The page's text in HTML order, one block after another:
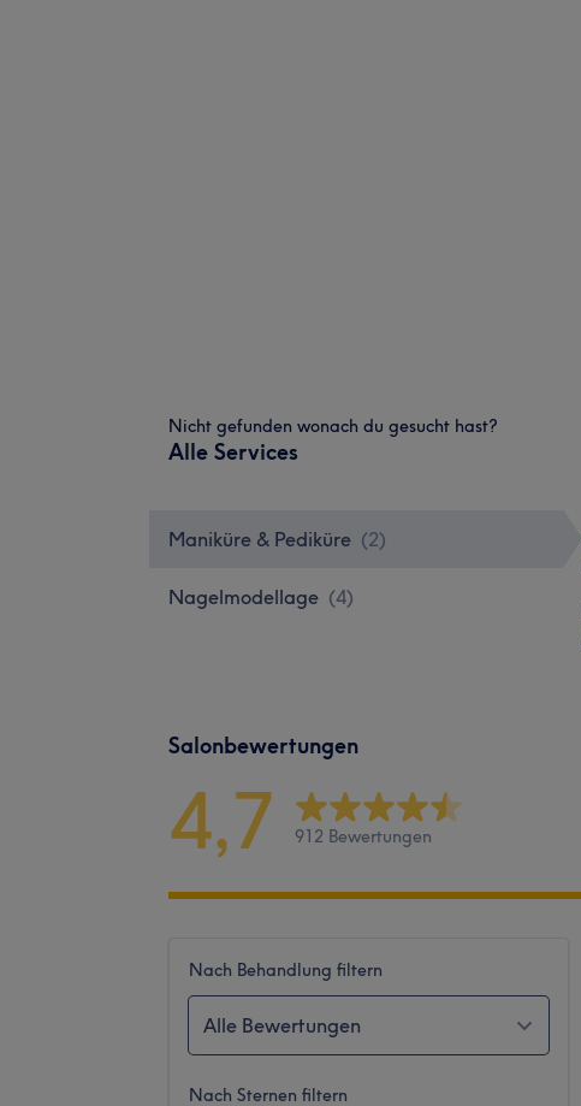
Nicht gefunden wonach du gesucht hast?
Alle Services
Maniküre & Pediküre (2)
Nagelmodellage (4)
Salonbewertungen
4,7 912 Bewertungen
Nach Behandlung filtern
Alle Bewertungen
Nach Sternen filtern